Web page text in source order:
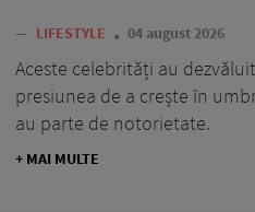
— LIFESTYLE 04 august 2026
Aceste celebrități au
presiunea de a crește în
au parte de notorietate.
+ MAI MULTE